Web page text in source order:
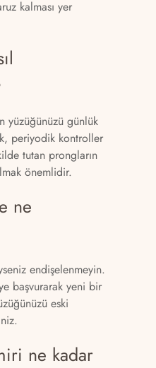
kalması yer
yüzüğünüzü günlük
periyodik kontroller
tutan prongların
önemlidir.
ne
endişelenmeyin.
başvurarak yeni bir
eski
ne kadar